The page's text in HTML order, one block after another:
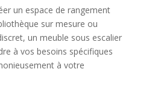
un espace de rangement
sur mesure ou
un meuble sous escalier
à vos besoins spécifiques
à votre